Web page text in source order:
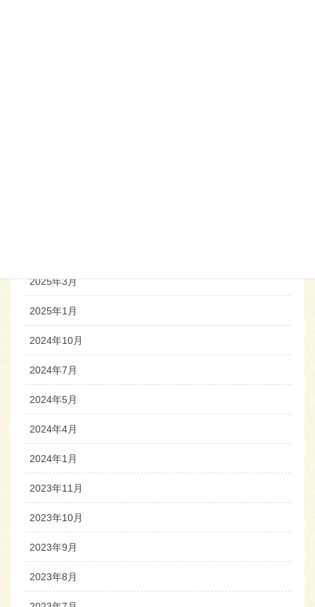
2025年3月
2025年1月
2024年10月
2024年7月
2024年5月
2024年4月
2024年1月
2023年11月
2023年10月
2023年9月
2023年8月